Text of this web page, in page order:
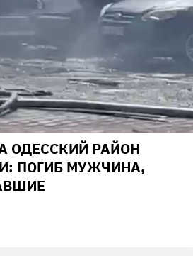
ОДЕССКИЙ РАЙОН
ПОГИБ МУЖЧИНА,